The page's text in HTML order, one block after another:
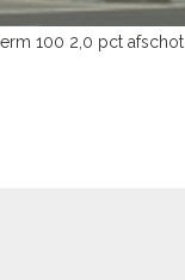
100 2,0 pct afschot